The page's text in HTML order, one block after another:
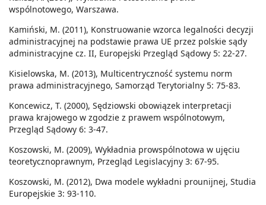
wspólnotowego, Warszawa.
Kamiński, M. (2011), Konstruowanie wzorca legalności decyzji
administracyjnej na podstawie prawa UE przez polskie sądy
administracyjne cz. II, Europejski Przegląd Sądowy 5: 22-27.
Kisielowska, M. (2013), Multicentryczność systemu norm
prawa administracyjnego, Samorząd Terytorialny 5: 75-83.
Koncewicz, T. (2000), Sędziowski obowiązek interpretacji
prawa krajowego w zgodzie z prawem wspólnotowym,
Przegląd Sądowy 6: 3-47.
Koszowski, M. (2009), Wykładnia prowspólnotowa w ujęciu
teoretycznoprawnym, Przegląd Legislacyjny 3: 67-95.
Koszowski, M. (2012), Dwa modele wykładni prounijnej, Studia
Europejskie 3: 93-110.